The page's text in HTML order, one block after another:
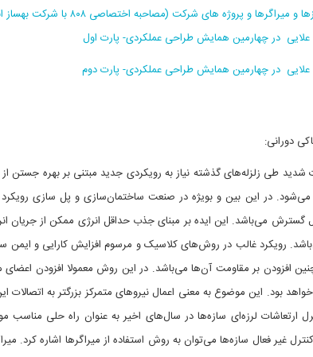
و پروژه های شرکت (مصاحبه اختصاصی ۸۰۸ با شرکت بهساز اندیشان تهران- بخش ۲)
علایی در چهارمین همایش طراحی عملکردی- پارت اول
علایی در چهارمین همایش طراحی عملکردی- پارت دوم
دورانی:
شدید طی زلزله‌های گذشته نیاز به رویکردی جدید مبتنی بر بهره
در این بین و بویژه در صنعت ساختمان‌سازی و پل سازی
می‌باشد. این ایده بر مبنای جذب حداقل انرژی ممکن از جریان
رویکرد غالب در روش‌های کلاسیک و مرسوم افزایش کارایی و ایمن
افزودن بر مقاومت آن‌ها می‌باشد. در این روش معمولا افزودن
بود. این موضوع به معنی اعمال نیروهای متمرکز بزرگتر به
ارتعاشات لرزه‌ای سازه‌ها در سال‌های اخیر به عنوان راه حلی مناسب